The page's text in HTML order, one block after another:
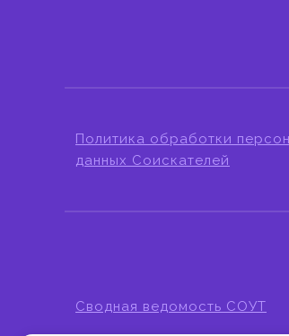
Политика обработки
данных Соискателей
Сводная ведомость СОУТ